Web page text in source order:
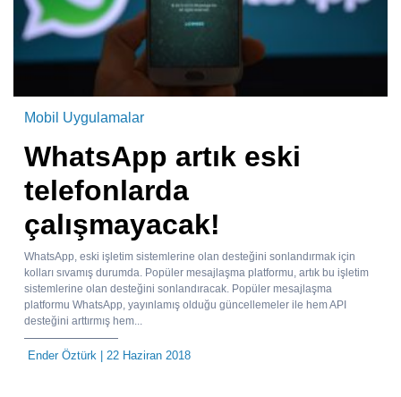
Mobil Uygulamalar
WhatsApp artık eski
telefonlarda
çalışmayacak!
WhatsApp, eski işletim sistemlerine olan desteğini sonlandırmak için
kolları sıvamış durumda. Popüler mesajlaşma platformu, artık bu işletim
sistemlerine olan desteğini sonlandıracak. Popüler mesajlaşma
platformu WhatsApp, yayınlamış olduğu güncellemeler ile hem API
desteğini arttırmış hem...
Ender Öztürk | 22 Haziran 2018